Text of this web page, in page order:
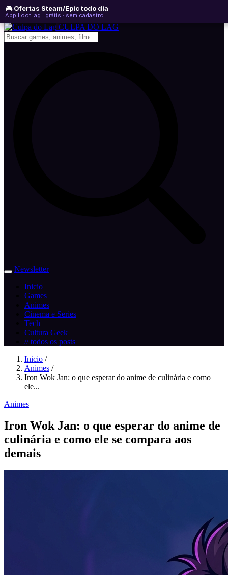
🎮 Ofertas Steam/Epic todo dia
App LootLag · grátis · sem cadastro
sábado, 08 de agosto de 2026 WhatsApp
Newsletter
CULPA DO LAG
Newsletter
Inicio
Games
Animes
Cinema e Series
Tech
Cultura Geek
// todos os posts
Inicio /
Animes /
Iron Wok Jan: o que esperar do anime de culinária e como
ele...
Animes
Iron Wok Jan: o que esperar do anime de
culinária e como ele se compara aos
demais